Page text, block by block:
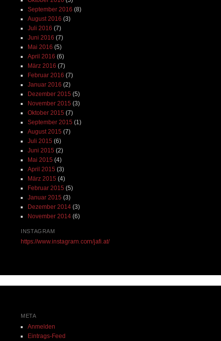
September 2016 (8)
August 2016 (3)
Juli 2016 (7)
Juni 2016 (7)
Mai 2016 (5)
April 2016 (6)
März 2016 (7)
Februar 2016 (7)
Januar 2016 (2)
Dezember 2015 (5)
November 2015 (3)
Oktober 2015 (7)
September 2015 (1)
August 2015 (7)
Juli 2015 (6)
Juni 2015 (2)
Mai 2015 (4)
April 2015 (3)
März 2015 (4)
Februar 2015 (5)
Januar 2015 (3)
Dezember 2014(3)
November 2014(6)
INSTAGRAM
https://www.instagram.com/jafi.at/
META
Anmelden
Eintrags-Feed